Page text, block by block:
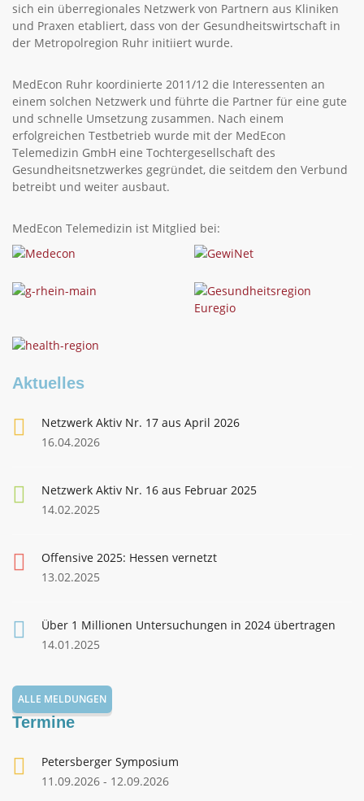
sich ein überregionales Netzwerk von Partnern aus Kliniken
und Praxen etabliert, dass von der Gesundheitswirtschaft in
der Metropolregion Ruhr initiiert wurde.
MedEcon Ruhr koordinierte 2011/12 die Interessenten an
einem solchen Netzwerk und führte die Partner für eine gute
und schnelle Umsetzung zusammen. Nach einem
erfolgreichen Testbetrieb wurde mit der MedEcon
Telemedizin GmbH eine Tochtergesellschaft des
Gesundheitsnetzwerkes gegründet, die seitdem den Verbund
betreibt und weiter ausbaut.
MedEcon Telemedizin ist Mitglied bei:
Aktuelles
Netzwerk Aktiv Nr. 17 aus April 2026
16.04.2026
Netzwerk Aktiv Nr. 16 aus Februar 2025
14.02.2025
Offensive 2025: Hessen vernetzt
13.02.2025
Über 1 Millionen Untersuchungen in 2024 übertragen
14.01.2025
ALLE MELDUNGEN
Termine
Petersberger Symposium
11.09.2026 - 12.09.2026